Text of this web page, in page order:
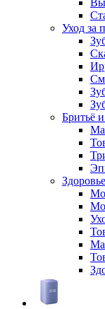
Уход за
Бритьё